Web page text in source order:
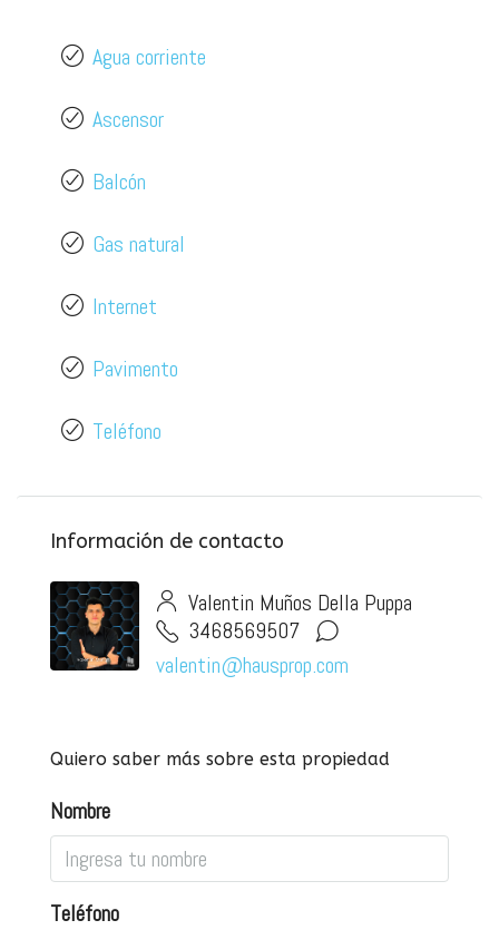
Agua corriente
Ascensor
Balcón
Gas natural
Internet
Pavimento
Teléfono
Información de contacto
Valentin Muños Della Puppa
3468569507
valentin@hausprop.com
Quiero saber más sobre esta propiedad
Nombre
Teléfono